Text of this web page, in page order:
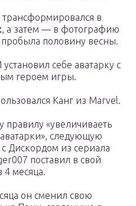
трансформировался в
, а затем — в фотографию
половину весны.
себе аватарку с
героем игры.
Канг из Marvel.
правилу «увеличиваеть
следующую
с Дискордом из сериала
поставил в свой
месяца.
он сменил свою